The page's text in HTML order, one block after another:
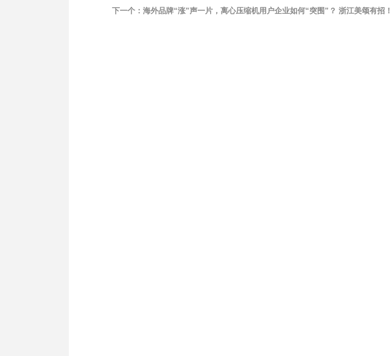
下一个：海外品牌“涨”声一片，离心压缩机用户企业如何“突围”？ 浙江美颂有招！